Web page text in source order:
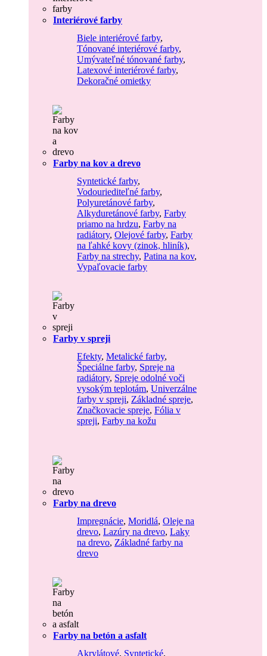
Interiérové farby
Biele interiérové farby,
Tónované interiérové farby,
Umývateľné tónované farby,
Latexové interiérové farby,
Dekoračné omietky
Farby na kov a drevo
Syntetické farby,
Vodouriediteľné farby,
Polyuretánové farby,
Alkyduretánové farby, Farby
priamo na hrdzu, Farby na
radiátory, Olejové farby, Farby
na ľahké kovy (zinok, hliník),
Farby na strechy, Patina na kov,
Vypaľovacie farby
Farby v spreji
Efekty, Metalické farby,
Špeciálne farby, Spreje na
radiátory, Spreje odolné voči
vysokým teplotám, Univerzálne
farby v spreji, Základné spreje,
Značkovacie spreje, Fólia v
spreji, Farby na kožu
Farby na drevo
Impregnácie, Moridlá, Oleje na
drevo, Lazúry na drevo, Laky
na drevo, Základné farby na
drevo
Farby na betón a asfalt
Akrylátové, Syntetické,